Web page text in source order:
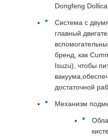
Dongfeng
Система с
главный
бренд, как
Isuzu), чтобы
достаточной
Механизм